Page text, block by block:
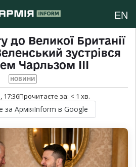
EN
до Великої Британії
зустрівся
Чарльзом ІІІ
НОВИНИ
17:36Прочитаєте за: < 1 хв.
за АрміяInform в Google